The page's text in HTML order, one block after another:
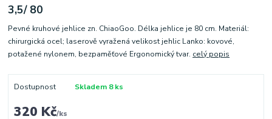
3,5/ 80
Pevné kruhové jehlice zn. ChiaoGoo. Délka jehlice je 80 cm. Materiál:
chirurgická ocel; laserově vyražená velikost jehlic Lanko: kovové,
potažené nylonem, bezpaměťové Ergonomický tvar. celý popis
Dostupnost Skladem 8 ks
320 Kč/ks